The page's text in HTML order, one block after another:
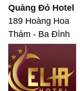
Quàng Đỏ Hotel
189 Hoàng Hoa
Thám - Ba Đình